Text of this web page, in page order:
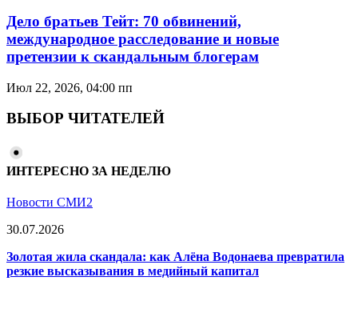
Дело братьев Тейт: 70 обвинений,
международное расследование и новые
претензии к скандальным блогерам
Июл 22, 2026, 04:00 пп
ВЫБОР ЧИТАТЕЛЕЙ
ИНТЕРЕСНО ЗА НЕДЕЛЮ
Новости СМИ2
30.07.2026
Золотая жила скандала: как Алёна Водонаева превратила
резкие высказывания в медийный капитал